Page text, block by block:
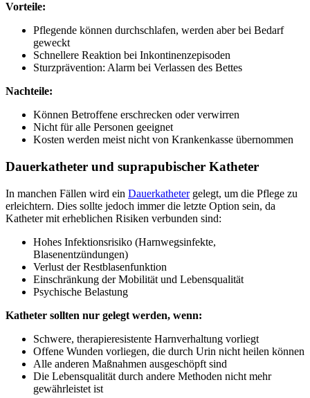
Vorteile:
Pflegende können durchschlafen, werden aber bei Bedarf
geweckt
Schnellere Reaktion bei Inkontinenzepisoden
Sturzprävention: Alarm bei Verlassen des Bettes
Nachteile:
Können Betroffene erschrecken oder verwirren
Nicht für alle Personen geeignet
Kosten werden meist nicht von Krankenkasse übernommen
Dauerkatheter und suprapubischer Katheter
In manchen Fällen wird ein Dauerkathetergelegt, um die Pflege zu
erleichtern. Dies sollte jedoch immer die letzte Option sein, da
Katheter mit erheblichen Risiken verbunden sind:
Hohes Infektionsrisiko (Harnwegsinfekte,
Blasenentzündungen)
Verlust der Restblasenfunktion
Einschränkung der Mobilität und Lebensqualität
Psychische Belastung
Katheter sollten nur gelegt werden, wenn:
Schwere, therapieresistente Harnverhaltung vorliegt
Offene Wunden vorliegen, die durch Urin nicht heilen können
Alle anderen Maßnahmen ausgeschöpft sind
Die Lebensqualität durch andere Methoden nicht mehr
gewährleistet ist